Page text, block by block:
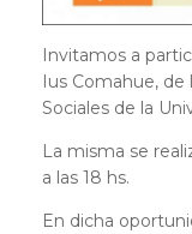
Invitamos a
Ius Comahue, de
Sociales de la
La misma se
a las 18 hs.
En dicha